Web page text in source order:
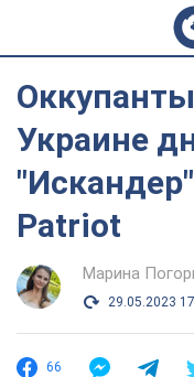
Украине
Patriot
Марина
29.05.2023
66